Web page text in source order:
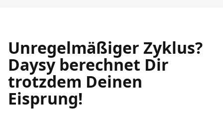
Unregelmäßiger Zyklus?
Daysy berechnet Dir
trotzdem Deinen
Eisprung!